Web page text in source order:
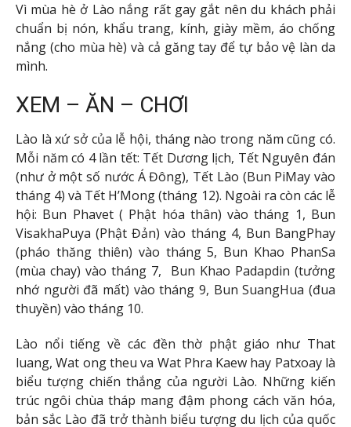
Vì mùa hè ở Lào nắng rất gay gắt nên du khách phải
chuẩn bị nón, khẩu trang, kính, giày mềm, áo chống
nắng (cho mùa hè) và cả găng tay để tự bảo vệ làn da
mình.
XEM – ĂN – CHƠI
Lào là xứ sở của lễ hội, tháng nào trong năm cũng có.
Mỗi năm có 4 lần tết: Tết Dương lịch, Tết Nguyên đán
(như ở một số nước Á Đông), Tết Lào (Bun PiMay vào
tháng 4) và Tết H’Mong (tháng 12). Ngoài ra còn các lễ
hội: Bun Phavet ( Phật hóa thân) vào tháng 1, Bun
VisakhaPuya (Phật Đản) vào tháng 4, Bun BangPhay
(pháo thăng thiên) vào tháng 5, Bun Khao PhanSa
(mùa chay) vào tháng 7, Bun Khao Padapdin (tưởng
nhớ người đã mất) vào tháng 9, Bun SuangHua (đua
thuyền) vào tháng 10.
Lào nổi tiếng về các đền thờ phật giáo như That
luang, Wat ong theu va Wat Phra Kaew hay Patxoay là
biểu tượng chiến thắng của người Lào. Những kiến
trúc ngôi chùa tháp mang đậm phong cách văn hóa,
bản sắc Lào đã trở thành biểu tượng du lịch của quốc